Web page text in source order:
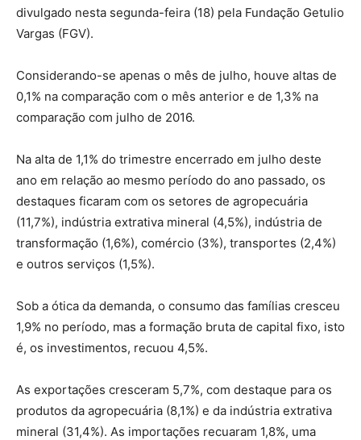
divulgado nesta segunda-feira (18) pela Fundação Getulio
Vargas (FGV).
Considerando-se apenas o mês de julho, houve altas de
0,1% na comparação com o mês anterior e de 1,3% na
comparação com julho de 2016.
Na alta de 1,1% do trimestre encerrado em julho deste
ano em relação ao mesmo período do ano passado, os
destaques ficaram com os setores de agropecuária
(11,7%), indústria extrativa mineral (4,5%), indústria de
transformação (1,6%), comércio (3%), transportes (2,4%)
e outros serviços (1,5%).
Sob a ótica da demanda, o consumo das famílias cresceu
1,9% no período, mas a formação bruta de capital fixo, isto
é, os investimentos, recuou 4,5%.
As exportações cresceram 5,7%, com destaque para os
produtos da agropecuária (8,1%) e da indústria extrativa
mineral (31,4%). As importações recuaram 1,8%, uma